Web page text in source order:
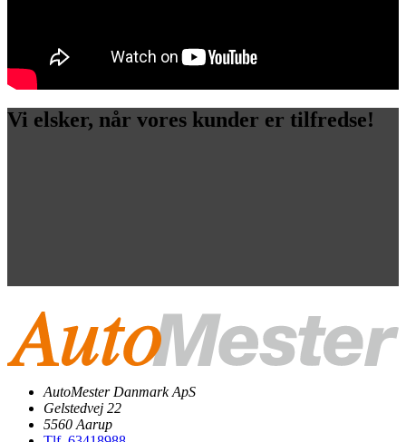
Vi elsker, når vores kunder er tilfredse!
AutoMester Danmark ApS
Gelstedvej 22
5560 Aarup